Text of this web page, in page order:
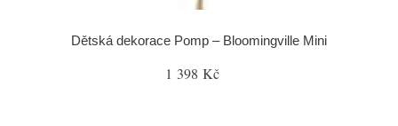
Dětská dekorace Pomp – Bloomingville Mini
1 398 Kč